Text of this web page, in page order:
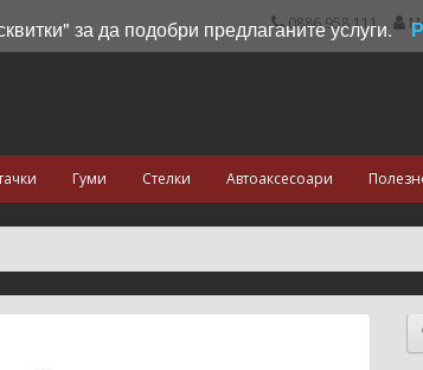
0886 958 111
Гуми Стелки Автоаксесоари
за да подобри предлаганите услуги.